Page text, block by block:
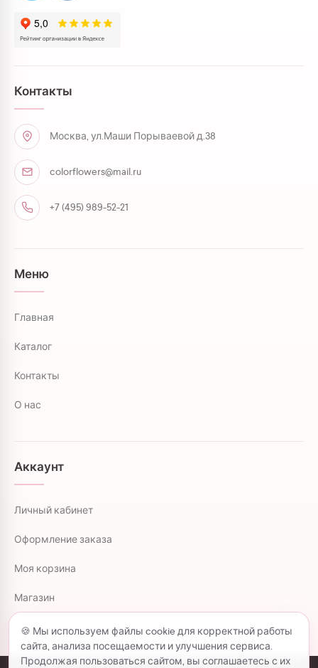
Контакты
Москва, ул.Маши Порываевой д.38
colorflowers@mail.ru
+7 (495) 989-52-21
Меню
Главная
Каталог
Контакты
О нас
Аккаунт
Личный кабинет
Оформление заказа
Моя корзина
Магазин
🍪 Мы используем файлы cookie для корректной работы
сайта, анализа посещаемости и улучшения сервиса.
Продолжая пользоваться сайтом, вы соглашаетесь с их